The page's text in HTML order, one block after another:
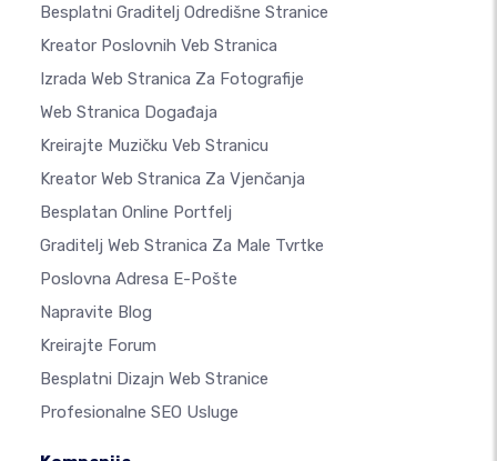
Besplatni Graditelj Odredišne Stranice
Kreator Poslovnih Veb Stranica
Izrada Web Stranica Za Fotografije
Web Stranica Događaja
Kreirajte Muzičku Veb Stranicu
Kreator Web Stranica Za Vjenčanja
Besplatan Online Portfelj
Graditelj Web Stranica Za Male Tvrtke
Poslovna Adresa E-Pošte
Napravite Blog
Kreirajte Forum
Besplatni Dizajn Web Stranice
Profesionalne SEO Usluge